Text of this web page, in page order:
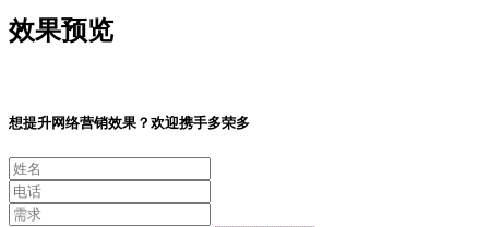
效果预览
想提升网络营销效果？欢迎携手多荣多